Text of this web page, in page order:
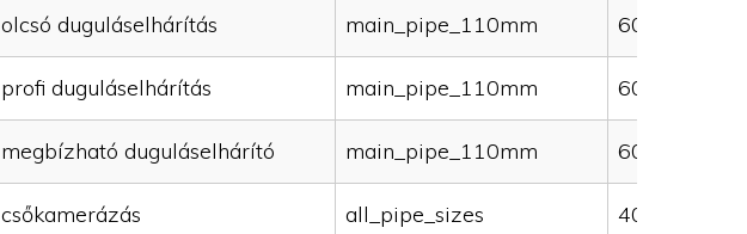
olcsó duguláselhárítás main_pipe_110mm 60000
profi duguláselhárítás main_pipe_110mm 60000
megbízható duguláselhárító main_pipe_110mm 60000
csőkamerázás all_pipe_sizes 40000